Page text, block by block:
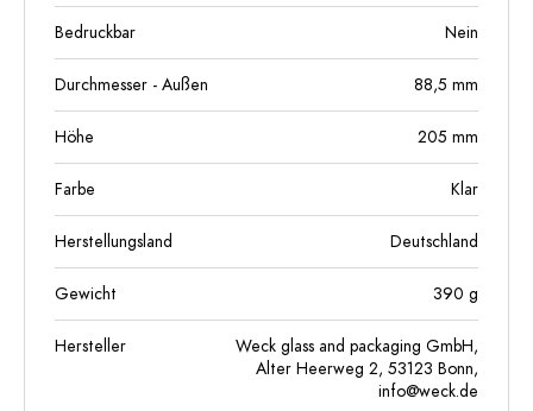
Bedruckbar Nein
Durchmesser - Außen 88,5 mm
Höhe 205 mm
Farbe Klar
Herstellungsland Deutschland
Gewicht 390 g
Hersteller
Weck glass and packaging GmbH,
Alter Heerweg 2, 53123 Bonn,
info@weck.de